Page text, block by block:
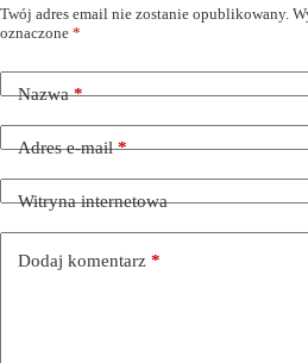
Twój adres email nie zostanie opublikowany.
oznaczone *
Nazwa*
Adres e-mail*
Witryna internetowa
Dodaj komentarz *